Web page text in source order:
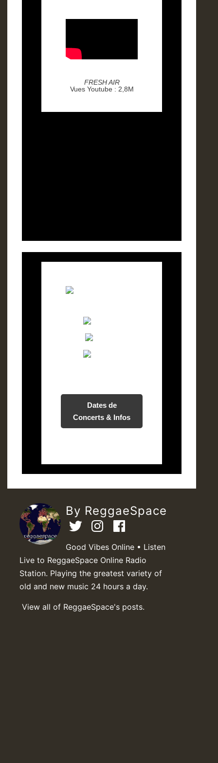
FRESH AIR
Vues Youtube : 2,8M
Dates de
Concerts & Infos
By ReggaeSpace
Good Vibes Online • Listen
Live to ReggaeSpace Online Radio
Station. Playing the greatest variety of
old and new music 24 hours a day.
View all of ReggaeSpace's posts.